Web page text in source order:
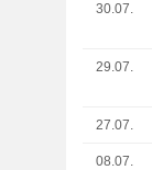
30.07.
29.07.
27.07.
08.07.